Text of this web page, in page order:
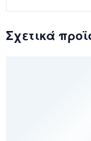
Σχετικά